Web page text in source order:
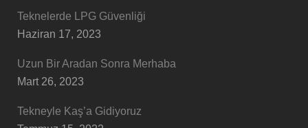
Teknelerde LPG Güvenliği
Haziran 17, 2023
Uzun Bir Aradan Sonra Merhaba
Mart 26, 2023
Tekneyle Kaş’a Gidiyoruz